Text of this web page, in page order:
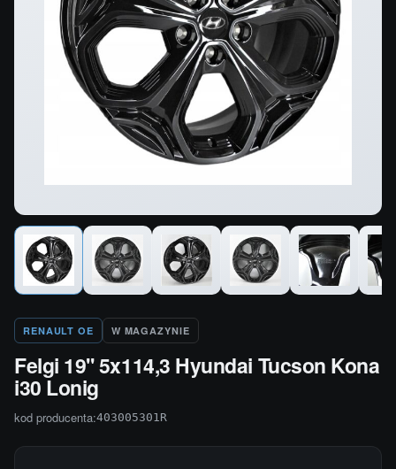
RENAULT OE W MAGAZYNIE
Felgi 19'' 5x114,3 Hyundai Tucson Kona
i30 Lonig
kod producenta:403005301R